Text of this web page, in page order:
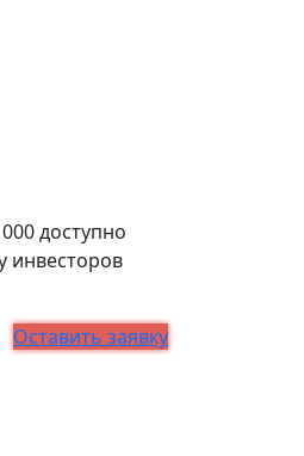
доступно
инвесторов
Оставить заявку